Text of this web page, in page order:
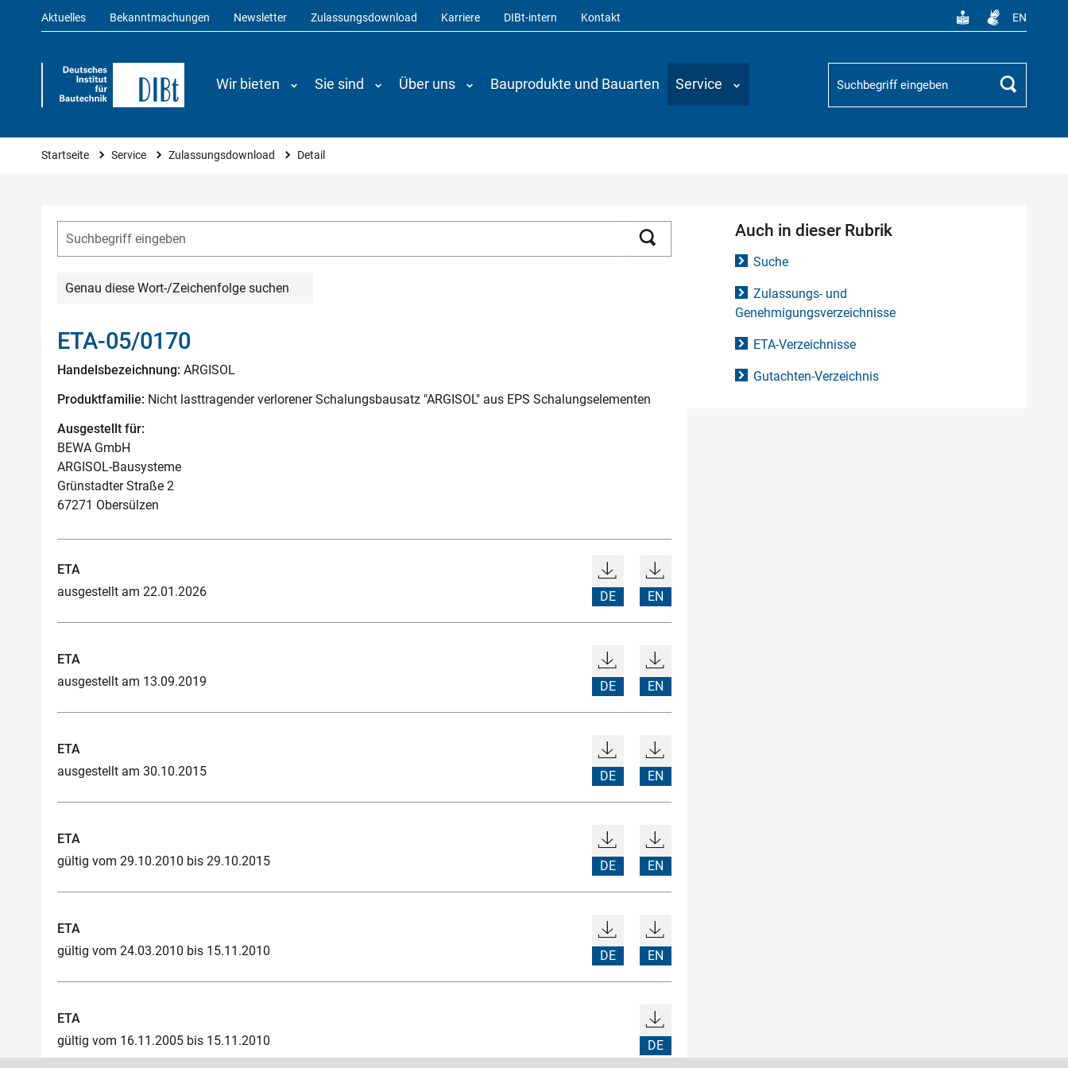
Aktuelles Bekanntmachungen Newsletter Zulassungsdownload Karriere DIBt-intern Kontakt EN
Wir bieten Sie sind Über uns Bauprodukte und Bauarten Service
Suchbegriff
Suchen
Sie sind hier
Startseite Service Zulassungsdownload Detail
Genau diese Wort-/Zeichenfolge suchen
ETA-05/0170
Handelsbezeichnung: ARGISOL
Produktfamilie: Nicht lasttragender verlorener Schalungsbausatz "ARGISOL" aus EPS Schalungselementen
Ausgestellt für:
BEWA GmbH
ARGISOL-Bausysteme
Grünstadter Straße 2
67271 Obersülzen
ETA
ausgestellt am 22.01.2026
DE EN
ETA
ausgestellt am 13.09.2019
DE EN
ETA
ausgestellt am 30.10.2015
DE EN
ETA
gültig vom 29.10.2010 bis 29.10.2015
DE EN
ETA
gültig vom 24.03.2010 bis 15.11.2010
DE EN
ETA
gültig vom 16.11.2005 bis 15.11.2010
DE
Auch in dieser Rubrik
Suche
Zulassungs- und
Genehmigungsverzeichnisse
ETA-Verzeichnisse
Gutachten-Verzeichnis